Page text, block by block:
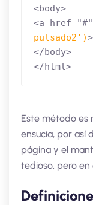
<body>
<a
pulsado2')
</body>
</html>
Este método es
ensucia, por así
página y el
tedioso, pero en